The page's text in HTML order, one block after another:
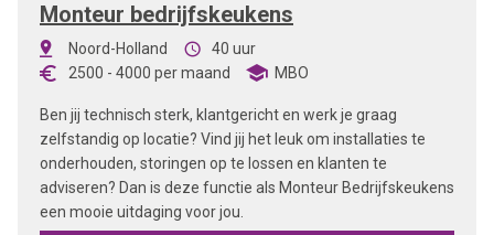
Monteur bedrijfskeukens
Noord-Holland
40 uur
2500 - 4000 per maand MBO
Ben jij technisch sterk, klantgericht en werk je graag
zelfstandig op locatie? Vind jij het leuk om installaties te
onderhouden, storingen op te lossen en klanten te
adviseren? Dan is deze functie als Monteur Bedrijfskeukens
een mooie uitdaging voor jou.